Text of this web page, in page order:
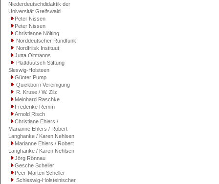
Niederdeutschdidaktik der
Universität Greifswald
Peter Nissen
Peter Nissen
Christianne Nölting
Norddeutscher Rundfunk
Nordfriisk Instituut
Jutta Oltmanns
Plattdüütsch Stiftung
Sleswig-Holsteen
Günter Pump
Quickborn Vereinigung
R. Kruse / W. Zilz
Meinhard Raschke
Frederike Remm
Arnold Risch
Christiane Ehlers /
Marianne Ehlers / Robert
Langhanke / Karen Nehlsen
Marianne Ehlers / Robert
Langhanke / Karen Nehlsen
Jörg Rönnau
Gesche Scheller
Peer-Marten Scheller
Schleswig-Holsteinischer